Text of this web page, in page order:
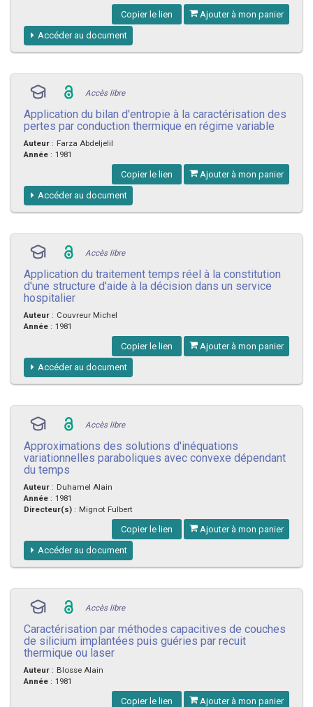
Copier le lien Ajouter à mon panier
Accéder au document
Accès libre
Application du bilan d'entropie à la caractérisation des
pertes par conduction thermique en régime variable
Auteur : Farza Abdeljelil
Année : 1981
Copier le lien Ajouter à mon panier
Accéder au document
Accès libre
Application du traitement temps réel à la constitution
d'une structure d'aide à la décision dans un service
hospitalier
Auteur : Couvreur Michel
Année : 1981
Copier le lien Ajouter à mon panier
Accéder au document
Accès libre
Approximations des solutions d'inéquations
variationnelles paraboliques avec convexe dépendant
du temps
Auteur : Duhamel Alain
Année : 1981
Directeur(s) : Mignot Fulbert
Copier le lien Ajouter à mon panier
Accéder au document
Accès libre
Caractérisation par méthodes capacitives de couches
de silicium implantées puis guéries par recuit
thermique ou laser
Auteur : Blosse Alain
Année : 1981
Copier le lien Ajouter à mon panier